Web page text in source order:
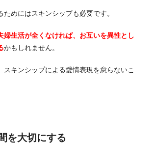
ためにはスキンシップも必要です。
婦生活が全くなければ、お互いを異性とし
かもしれません。
スキンシップによる愛情表現を怠らないこ
を大切にする